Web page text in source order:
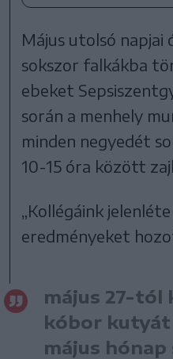
Május utolsó napjai
sokszor falkákba
ebeket
során a menhely
minden negyedét
10-15 óra között
„Kollégáink
eredményeket
május 27-tól
kóbor
május hónap